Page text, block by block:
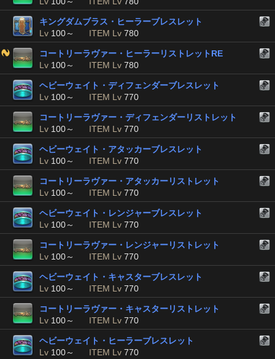
キングダムブラス・ヒーラーブレスレット
Lv 100～ ITEM Lv 780
コートリーラヴァー・ヒーラーリストレットRE
Lv 100～ ITEM Lv 780
ヘビーウェイト・ディフェンダーブレスレット
Lv 100～ ITEM Lv 770
コートリーラヴァー・ディフェンダーリストレット
Lv 100～ ITEM Lv 770
ヘビーウェイト・アタッカーブレスレット
Lv 100～ ITEM Lv 770
コートリーラヴァー・アタッカーリストレット
Lv 100～ ITEM Lv 770
ヘビーウェイト・レンジャーブレスレット
Lv 100～ ITEM Lv 770
コートリーラヴァー・レンジャーリストレット
Lv 100～ ITEM Lv 770
ヘビーウェイト・キャスターブレスレット
Lv 100～ ITEM Lv 770
コートリーラヴァー・キャスターリストレット
Lv 100～ ITEM Lv 770
ヘビーウェイト・ヒーラーブレスレット
Lv 100～ ITEM Lv 770